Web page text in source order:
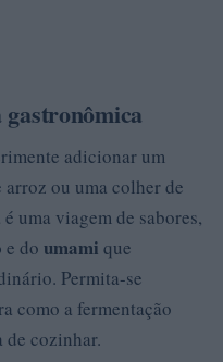
adicionar um
ou uma colher de
uma viagem de sabores,
e do umami que
Permita-se
como a fermentação
de cozinhar.